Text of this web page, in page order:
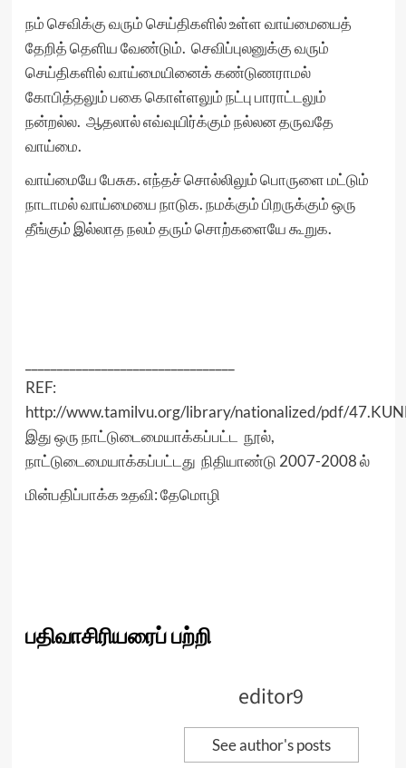
நம் செவிக்கு வரும் செய்திகளில் உள்ள வாய்மையைத்
தேறித் தெளிய வேண்டும். செவிப்புலனுக்கு வரும்
செய்திகளில் வாய்மையினைக் கண்டுணராமல்
கோபித்தலும் பகை கொள்ளலும் நட்பு பாராட்டலும்
நன்றல்ல. ஆதலால் எவ்வுயிர்க்கும் நல்லன தருவதே
வாய்மை.
வாய்மையே பேசுக. எந்தச் சொல்லிலும் பொருளை மட்டும்
நாடாமல் வாய்மையை நாடுக. நமக்கும் பிறருக்கும் ஒரு
தீங்கும் இல்லாத நலம் தரும் சொற்களையே கூறுக.
REF:
http://www.tamilvu.org/library/nationalized/pdf/
இது ஒரு நாட்டுடைமையாக்கப்பட்ட நூல்,
நாட்டுடைமையாக்கப்பட்டது நிதியாண்டு 2007-2008 ல்
மின்பதிப்பாக்க உதவி: தேமொழி
பதிவாசிரியரைப் பற்றி
editor9
See author's posts